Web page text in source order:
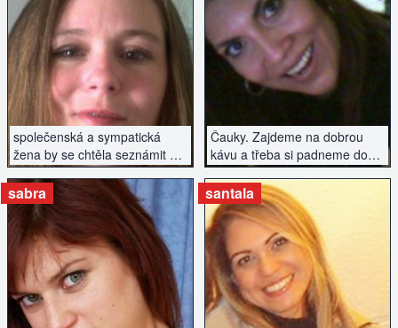
společenská a sympatická
žena by se chtěla seznámit s
inteligentním mužem.
ZOBRAZIT INZERÁT
Čauky. Zajdeme na dobrou
kávu a třeba si padneme do
oka. A když ne, tak alespoň ta
dobrá káva... :)
ZOBRAZIT INZERÁT
sabra
ZOBRAZIT INZERÁT
santala
ZOBRAZIT INZERÁT